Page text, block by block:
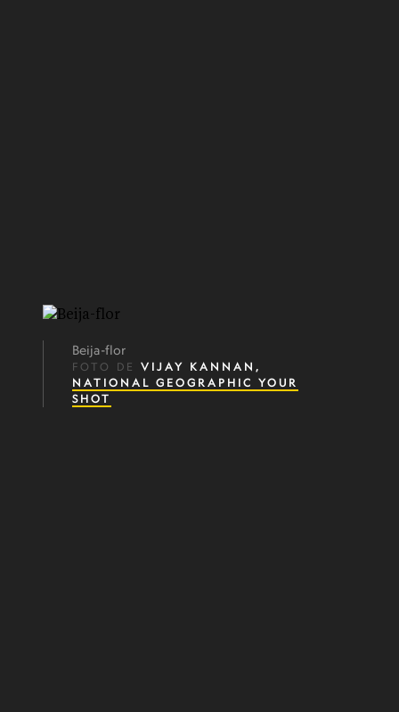
Beija-flor
FOTO DE VIJAY KANNAN,
NATIONAL GEOGRAPHIC YOUR
SHOT